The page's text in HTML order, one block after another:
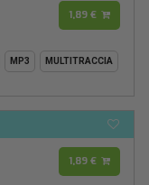
1,89 €
MP3 MULTITRACCIA
1,89 €